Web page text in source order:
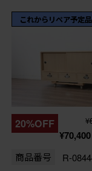
これからリペア予定品
20%OFF
¥70,400
商品番号 R-